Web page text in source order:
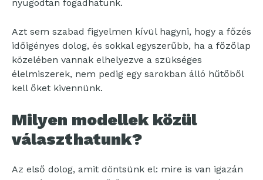
nyugodtan fogadhatunk.
Azt sem szabad figyelmen kívül hagyni, hogy a főzés
időigényes dolog, és sokkal egyszerűbb, ha a főzőlap
közelében vannak elhelyezve a szükséges
élelmiszerek, nem pedig egy sarokban álló hűtőből
kell őket kivennünk.
Milyen modellek közül
választhatunk?
Az első dolog, amit döntsünk el: mire is van igazán